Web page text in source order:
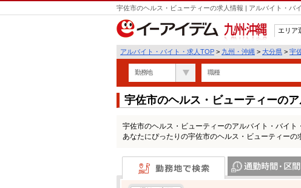
宇佐市のヘルス・ビューティーの求人情報 | アルバイト・バ
九州・沖縄
エリア
アルバイト・バイト・求人TOP > 九州・沖縄 > 大分県 > 宇
勤務地 職種
宇佐市のヘルス・ビューティーの
宇佐市のヘルス・ビューティーのアルバイト・バイト
あなたにぴったりの宇佐市のヘルス・ビューティーの
勤務地で検索